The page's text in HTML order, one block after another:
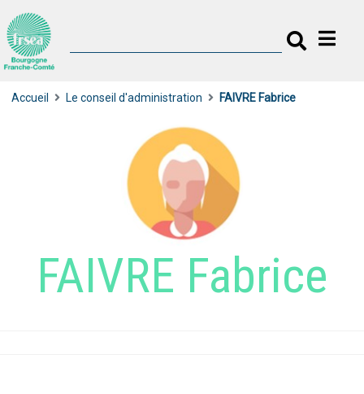
Accueil Le conseil d'administration FAIVRE Fabrice
FAIVRE Fabrice